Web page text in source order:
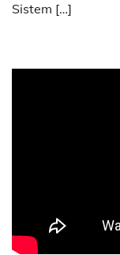
Sistem […]